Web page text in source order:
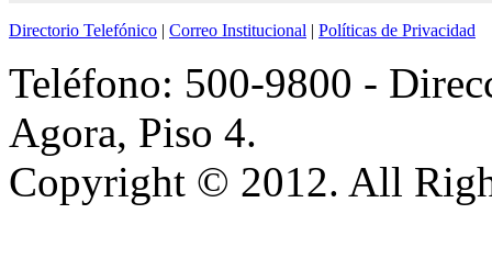
Directorio Telefónico | Correo Institucional | Políticas de Privacidad
Teléfono: 500-9800 -
Agora, Piso 4.
Copyright © 2012. All